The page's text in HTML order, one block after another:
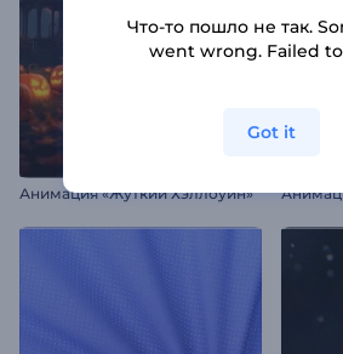
Анимация «Жуткий Хэллоуин»
Что-то пошло не так.
went wrong. Failed
Got it